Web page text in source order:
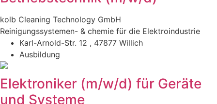
kolb Cleaning Technology GmbH
Reinigungssystemen- & chemie für die Elektroindustrie
Karl-Arnold-Str. 12 , 47877 Willich
Ausbildung
Elektroniker (m/w/d) für Geräte
und Systeme